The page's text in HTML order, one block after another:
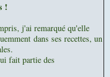
!
j'ai remarqué qu'elle
dans ses recettes, un
fait partie des